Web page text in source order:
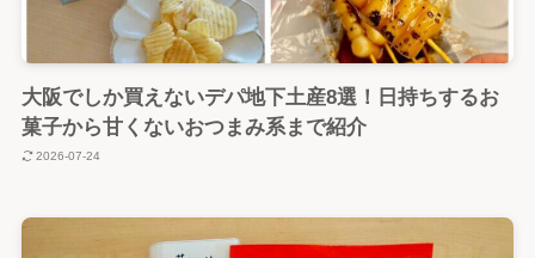
大阪でしか買えないデパ地下土産8選！日持ちするお
菓子から甘くないおつまみ系まで紹介
2026-07-24